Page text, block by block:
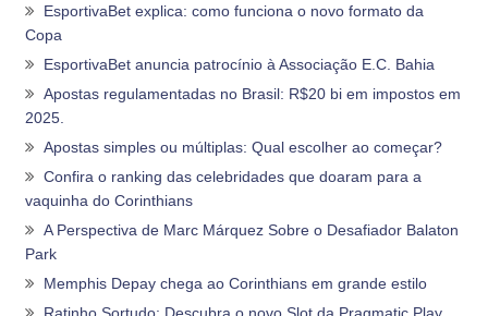
EsportivaBet explica: como funciona o novo formato da
Copa
EsportivaBet anuncia patrocínio à Associação E.C. Bahia
Apostas regulamentadas no Brasil: R$20 bi em impostos em
2025.
Apostas simples ou múltiplas: Qual escolher ao começar?
Confira o ranking das celebridades que doaram para a
vaquinha do Corinthians
A Perspectiva de Marc Márquez Sobre o Desafiador Balaton
Park
Memphis Depay chega ao Corinthians em grande estilo
Ratinho Sortudo: Descubra o novo Slot da Pragmatic Play